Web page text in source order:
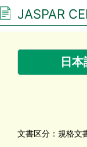
JASPAR
日
文書区分：規格文